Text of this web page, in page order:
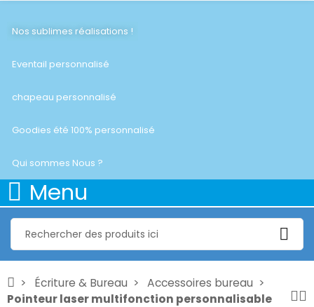
Nos sublimes réalisations !
Eventail personnalisé
chapeau personnalisé
Goodies été 100% personnalisé
Qui sommes Nous ?
Menu
Écriture & Bureau
Accessoires bureau
Pointeur laser multifonction personnalisable